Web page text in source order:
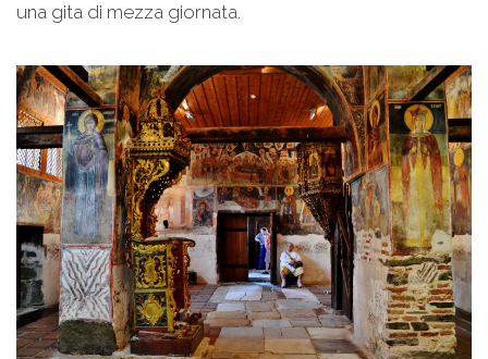
una gita di mezza giornata.